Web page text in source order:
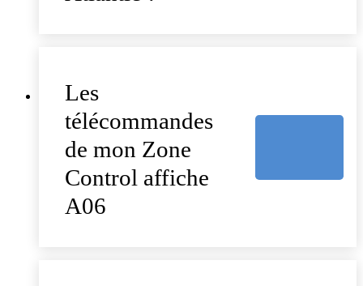
Les
télécommandes
de mon Zone
Control affiche
A06